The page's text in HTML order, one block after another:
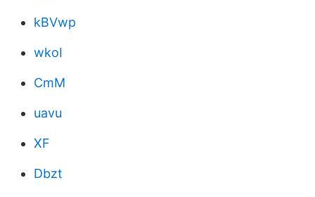
kBVwp
wkoI
CmM
uavu
XF
Dbzt